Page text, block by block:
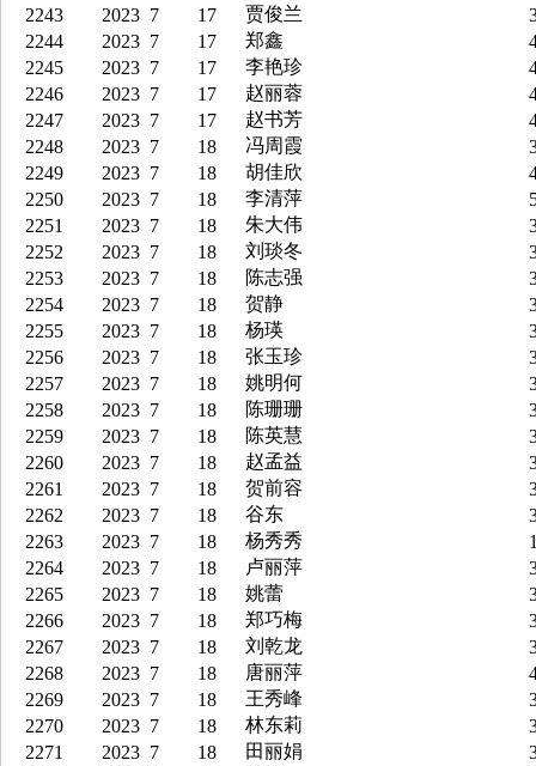
2243
2023 7 17 贾俊兰
2244
2023 7 17 郑鑫
2245
2023 7 17 李艳珍
2246
2023 7 17 赵丽蓉
2247
2023 7 17 赵书芳
2248
2023 7 18 冯周霞
2249
2023 7 18 胡佳欣
2250
2023 7 18 李清萍
2251
2023 7 18 朱大伟
2252
2023 7 18 刘琰冬
2253
2023 7 18 陈志强
2254
2023 7 18 贺静
2255
2023 7 18 杨瑛
2256
2023 7 18 张玉珍
2257
2023 7 18 姚明何
2258
2023 7 18 陈珊珊
2259
2023 7 18 陈英慧
2260
2023 7 18 赵孟益
2261
2023 7 18 贺前容
2262
2023 7 18 谷东
2263
2023 7 18 杨秀秀
2264
2023 7 18 卢丽萍
2265
2023 7 18 姚蕾
2266
2023 7 18 郑巧梅
2267
2023 7 18 刘乾龙
2268
2023 7 18 唐丽萍
2269
2023 7 18 王秀峰
2270
2023 7 18 林东莉
2271
2023 7 18 田丽娟